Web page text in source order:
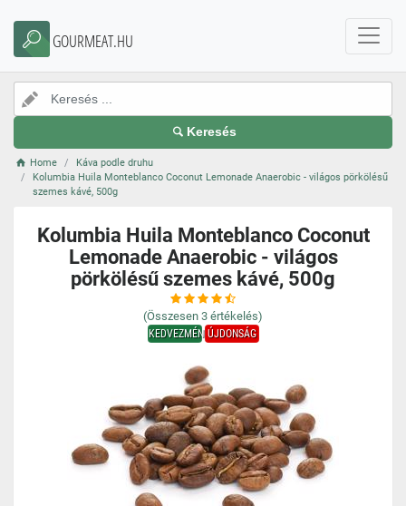
GOURMEAT.HU
Keresés
Home
Káva podle druhu
Kolumbia Huila Monteblanco Coconut Lemonade Anaerobic - világos pörkölésű
szemes kávé, 500g
Kolumbia Huila Monteblanco Coconut
Lemonade Anaerobic - világos
pörkölésű szemes kávé, 500g
(Összesen 3 értékelés)
KEDVEZMÉNYÚJDONSÁG